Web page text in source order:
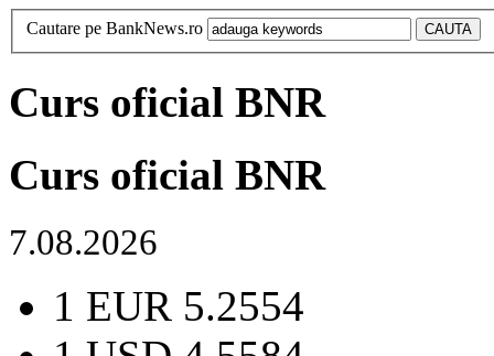
Cautare pe BankNews.ro
Curs oficial BNR
Curs oficial BNR
7.08.2026
1 EUR 5.2554